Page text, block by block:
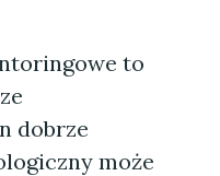
to
dobrze
może